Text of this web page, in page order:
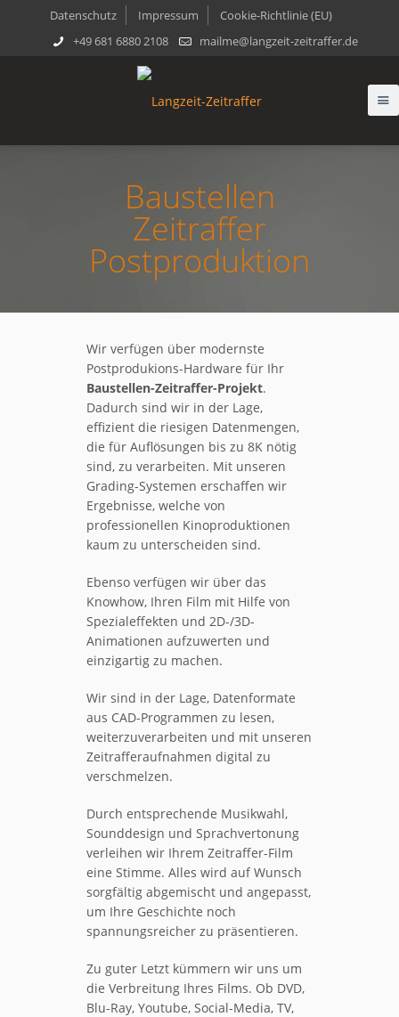
Datenschutz Impressum
Cookie-Richtlinie (EU)
+49 681 6880 2108
mailme@langzeit-zeitraffer.de
Baustellen
Zeitraffer
Postproduktion
Wir verfügen über modernste
Postprodukions-Hardware für Ihr
Baustellen-Zeitraffer-Projekt.
Dadurch sind wir in der Lage,
effizient die riesigen Datenmengen,
die für Auflösungen bis zu 8K nötig
sind, zu verarbeiten. Mit unseren
Grading-Systemen erschaffen wir
Ergebnisse, welche von
professionellen Kinoproduktionen
kaum zu unterscheiden sind.
Ebenso verfügen wir über das
Knowhow, Ihren Film mit Hilfe von
Spezialeffekten und 2D-/3D-
Animationen aufzuwerten und
einzigartig zu machen.
Wir sind in der Lage, Datenformate
aus CAD-Programmen zu lesen,
weiterzuverarbeiten und mit unseren
Zeitrafferaufnahmen digital zu
verschmelzen.
Durch entsprechende Musikwahl,
Sounddesign und Sprachvertonung
verleihen wir Ihrem Zeitraffer-Film
eine Stimme. Alles wird auf Wunsch
sorgfältig abgemischt und angepasst,
um Ihre Geschichte noch
spannungsreicher zu präsentieren.
Zu guter Letzt kümmern wir uns um
die Verbreitung Ihres Films. Ob DVD,
Blu-Ray, Youtube, Social-Media, TV,